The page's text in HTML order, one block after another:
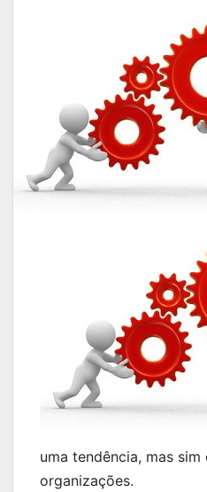
uma tendência, mas
organizações.